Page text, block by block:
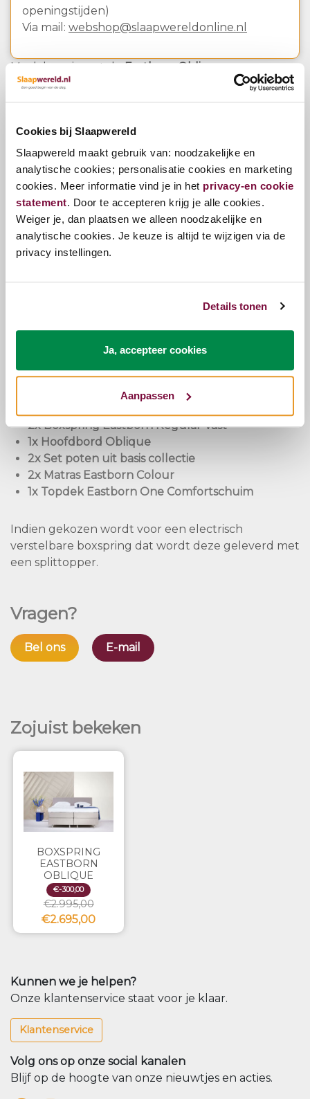
Cookies bij Slaapwereld
Slaapwereld maakt gebruik van: noodzakelijke en
analytische cookies; personalisatie cookies en marketing
cookies. Meer informatie vind je in het privacy-en cookie
statement. Door te accepteren krijg je alle cookies.
Weiger je, dan plaatsen we alleen noodzakelijke en
analytische cookies. Je keuze is altijd te wijzigen via de
privacy instellingen.
Details tonen
Ja, accepteer cookies
Aanpassen
openingstijden)
Via mail: webshop@slaapwereldonline.nl
Maak kennis met deEastborn Oblique: een
eigentijdse boxspring die perfect past in elke
slaapkamer. De Oblique kenmerkt zich door een
andere stof? Of ben je op zoek naar een ander
hoofdbord? Geen enkel probleem. Deze boxspring
kan volledig naar eigen wens worden
samengesteld. Daarnaast staat hij garant voor
ongeëvenaard comfort. De Eastborn Oblique is een
eigentijdse en stijlvolle boxspring. Het design straalt
eenvoud en comfort uit, wat een rustgevende sfeer
toevoegt aan elke slaapkamer. Dit wordt mede
hoofdbord. De Oblique voegt met zijn charme een
vleugje moderne stijl toe aan jouw slaapkamer.
De Oblique voegt met zijn strakke vormen en
vierkante hoofdbord een vleugje moderne stijl en
rust toe aan jouw slaapkamer.
2x Boxspring Eastborn Regular Vast
1x Hoofdbord Oblique
2x Set poten uit basis collectie
2x Matras Eastborn Colour
1x Topdek Eastborn One Comfortschuim
Indien gekozen wordt voor een electrisch
verstelbare boxspring dat wordt deze geleverd met
een splittopper.
Vragen?
Bel ons E-mail
Zojuist bekeken
BOXSPRING
EASTBORN
OBLIQUE
€-300,00
€2.995,00
€2.695,00
Kunnen we je helpen?
Onze klantenservice staat voor je klaar.
Klantenservice
Volg ons op onze social kanalen
Blijf op de hoogte van onze nieuwtjes en acties.